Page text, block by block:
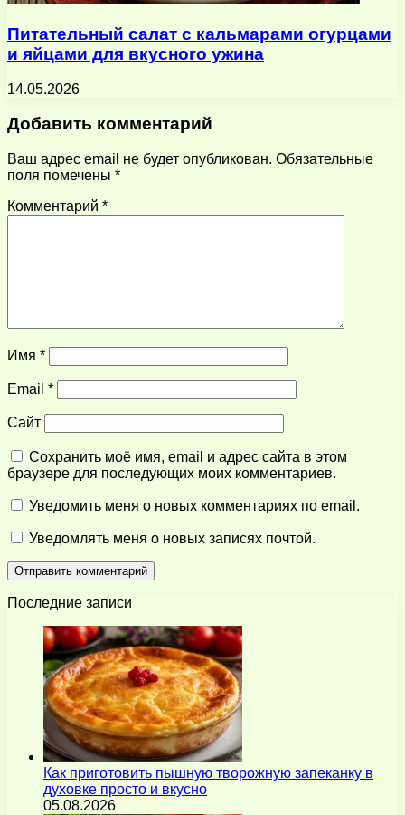
Питательный салат с кальмарами огурцами
и яйцами для вкусного ужина
14.05.2026
Добавить комментарий
Ваш адрес email не будет опубликован. Обязательные
поля помечены *
Комментарий *
Имя *
Email *
Сайт
Сохранить моё имя, email и адрес сайта в этом
браузере для последующих моих комментариев.
Уведомить меня о новых комментариях по email.
Уведомлять меня о новых записях почтой.
Последние записи
Как приготовить пышную творожную запеканку в
духовке просто и вкусно
05.08.2026